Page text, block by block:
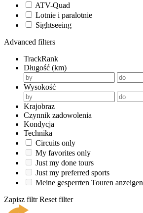
ATV-Quad
Lotnie i paralotnie
Sightseeing
Advanced filters
TrackRank
Długość (km)
Wysokość
Krajobraz
Czynnik zadowolenia
Kondycja
Technika
Circuits only
My favorites only
Just my done tours
Just my preferred sports
Meine gesperrten Touren anzeigen
Zapisz filtr Reset filter